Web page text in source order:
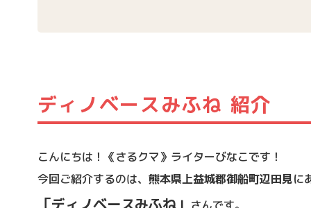
ディノベースみふね 紹介
こんにちは！《さるクマ》ライターびなこです！
今回ご紹介するのは、 熊本県上益城郡御船町辺田見に
「ディノベースみふね」